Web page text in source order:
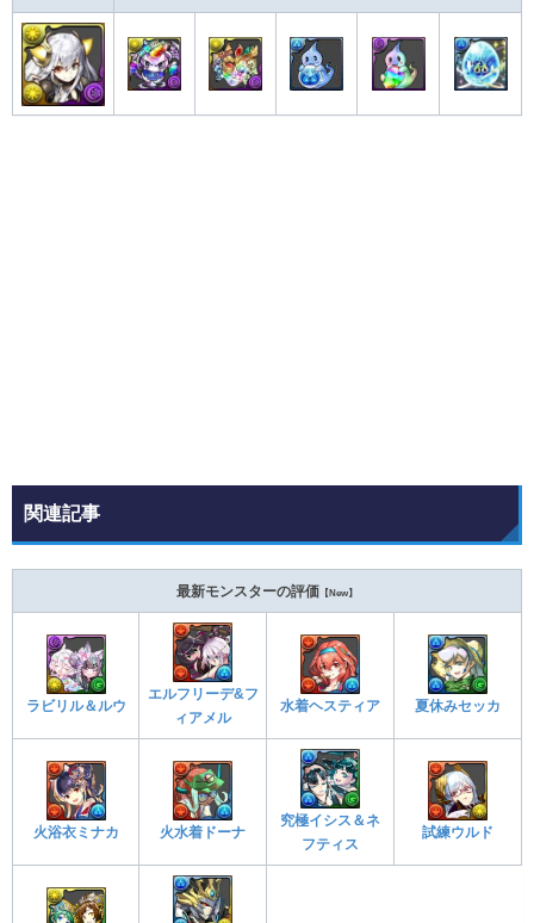
関連記事
最新モンスターの評価 【New】
ラビリル＆ルウ
エルフリーデ&フ
ィアメル
水着ヘスティア 夏休みセッカ
火浴衣ミナカ 火水着ドーナ
究極イシス＆ネ
フティス
試練ウルド